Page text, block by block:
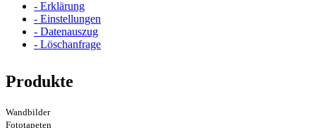
- Erklärung
- Einstellungen
- Datenauszug
- Löschanfrage
Produkte
Wandbilder
Fototapeten